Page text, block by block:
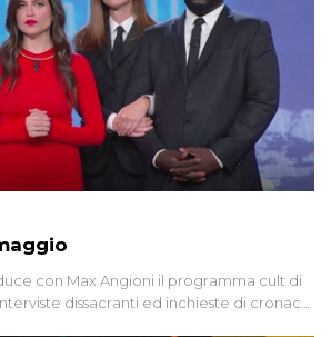
con Max Angioni il programma cult di
dissacranti ed inchieste di cronaca